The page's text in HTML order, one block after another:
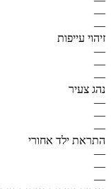
—
—
זיהוי עייפות
—
—
—
נהג צעיר
—
—
—
התראת ילד אחורי
—
—
—